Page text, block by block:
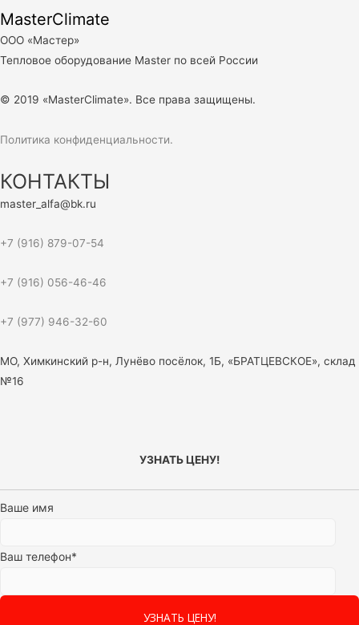
MasterClimate
ООО «Мастер»
Тепловое оборудование Master по всей России
© 2019 «MasterClimate». Все права защищены.
Политика конфиденциальности.
КОНТАКТЫ
master_alfa@bk.ru
+7 (916) 879-07-54
+7 (916) 056-46-46
+7 (977) 946-32-60
МО, Химкинский р-н, Лунёво посёлок, 1Б, «БРАТЦЕВСКОЕ», склад
№16
УЗНАТЬ ЦЕНУ!
Ваше имя
Ваш телефон*